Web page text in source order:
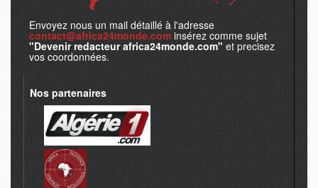
Envoyez nous un mail détaillé à l'adresse
contact@africa24monde.com insérez comme sujet
"Devenir redacteur africa24monde.com" et precisez
vos coordonnées.
Nos partenaires